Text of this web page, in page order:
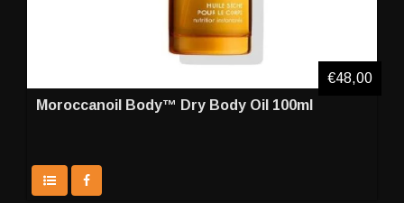
Moroccanoil Body™ Dry Body Oil 100ml
€48,00